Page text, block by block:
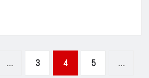
… 3 4 5 …